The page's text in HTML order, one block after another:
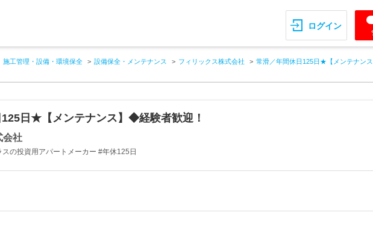
ログイン
施工管理・設備・環境保全 設備保全・メンテナンス フィリックス株式会社 常滑／年間休日125日★【メンテナン
日★【メンテナンス】◆経験者歓迎！
会社
の投資用アパートメーカー #年休125日